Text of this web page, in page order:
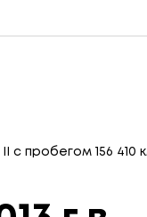
с пробегом 156 410